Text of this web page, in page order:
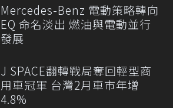
Mercedes-Benz 電動策略轉向
EQ 命名淡出 燃油與電動並行
發展
J SPACE翻轉戰局奪回輕型商
用車冠軍 台灣2月車市年增
4.8%